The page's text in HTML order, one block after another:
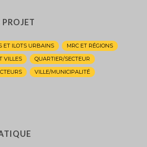
PROJET
ET ILOTS URBAINS
MRC ET RÉGIONS
VILLES
QUARTIER/SECTEUR
VILLE/MUNICIPALITÉ